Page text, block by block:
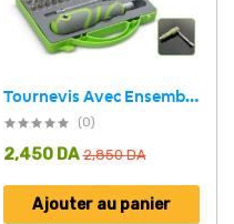
Tournevis Avec Ensemble Professionnel de Magnétiques 41 Pièces – مفك براغي احترافي مع 41 قطعة مغناطيسية
(0)
2,850DA
2,450 DA
Ajouter au panier